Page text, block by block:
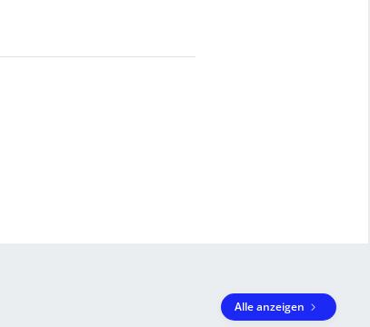
Alle anzeigen